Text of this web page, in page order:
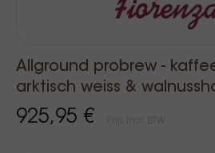
Allground probrew -
arktisch weiss &
925,95 €